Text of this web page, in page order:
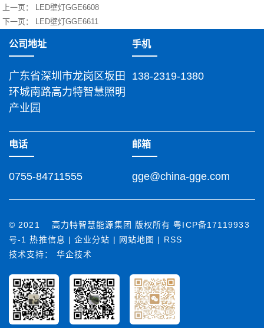
上一页：
LED壁灯GGE6608
下一页：
LED壁灯GGE6611
公司地址
广东省深圳市龙岗区坂田
环城南路高力特智慧照明
产业园
手机
138-2319-1380
电话
0755-84711555
邮箱
gge@china-gge.com
© 2021 高力特智慧能源集团 版权所有粤ICP备17119933
号-1 热推信息 |企业分站 | 网站地图 | RSS
技术支持： 华企技术